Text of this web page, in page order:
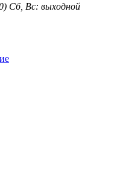
Сб, Вс: выходной